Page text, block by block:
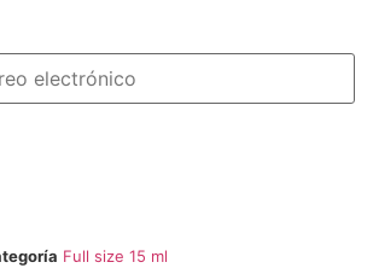
Full size 15 ml